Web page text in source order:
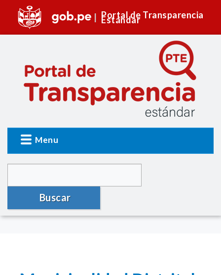
Portal de Transparencia
Estándar
Menu
Buscar